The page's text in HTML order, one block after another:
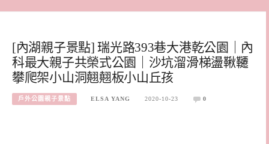
[內湖親子景點] 瑞光路393巷大港乾公園｜內
科最大親子共榮式公園｜沙坑溜滑梯盪鞦韆
攀爬架小山洞翹翹板小山丘孩
戶外公園親子景點 ELSA YANG 2020-10-23 0